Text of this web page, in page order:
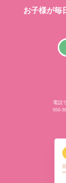
お子様が毎
電話
050-